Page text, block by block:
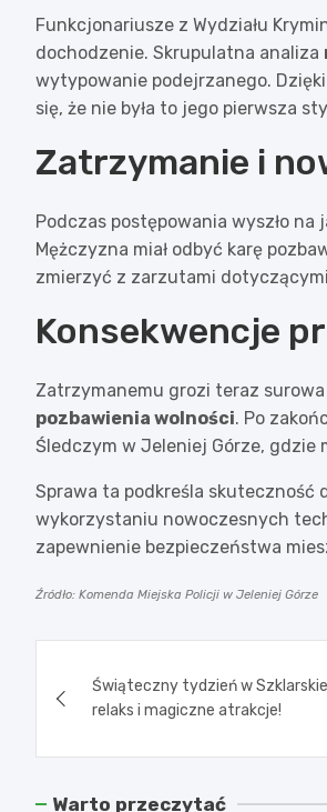
Funkcjonariusze z Wydziału
dochodzenie. Skrupulatna analiza
wytypowanie podejrzanego.
się, że nie była to jego pierwsza
Zatrzymanie i
Podczas postępowania wyszło
Mężczyzna miał odbyć karę
zmierzyć z zarzutami
Konsekwencje
Zatrzymanemu grozi teraz surowa
pozbawienia wolności. Po
Śledczym w Jeleniej Górze, gdzie
Sprawa ta podkreśla skuteczność
wykorzystaniu nowoczesnych
zapewnienie bezpieczeństwa
Źródło: Komenda Miejska Policji w Jeleniej Górze
wpisuŚwiąteczny tydzień w
relaks i magiczne atrakcje!
Warto przeczytać